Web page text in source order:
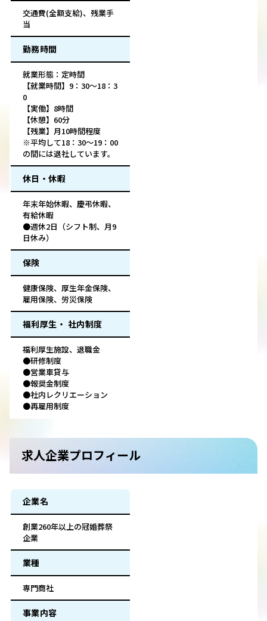
交通費(全額支給)、残業手
当
勤務時間
就業形態：定時間
【就業時間】9：30～18：3
0
【実働】8時間
【休憩】60分
【残業】月10時間程度
※平均して18：30～19：00
の間には退社しています。
休日・休暇
年末年始休暇、慶弔休暇、
有給休暇
●週休2日（シフト制、月9
日休み）
保険
健康保険、厚生年金保険、
雇用保険、労災保険
福利厚生・ 社内制度
福利厚生施設、退職金
●研修制度
●営業車貸与
●報奨金制度
●社内レクリエーション
●再雇用制度
求人企業プロフィール
企業名
創業260年以上の冠婚葬祭
企業
業種
専門商社
事業内容